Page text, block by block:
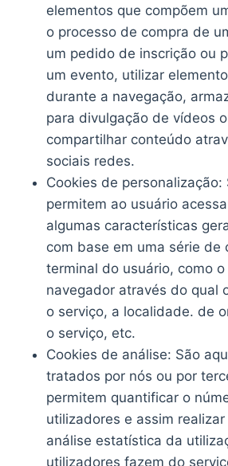
elementos que compõem
o processo de compra de
um pedido de inscrição ou
um evento, utilizar
durante a navegação,
para divulgação de vídeos
compartilhar conteúdo
sociais redes.
Cookies de personalização:
permitem ao usuário
algumas características
com base em uma série de
terminal do usuário, como
navegador através do qual
o serviço, a localidade. de
o serviço, etc.
Cookies de análise: São
tratados por nós ou por
permitem quantificar o
utilizadores e assim
análise estatística da
utilizadores fazem do